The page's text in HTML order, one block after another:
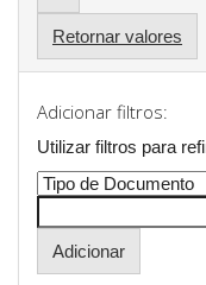
Retornar valores
Adicionar filtros:
Utilizar filtros para